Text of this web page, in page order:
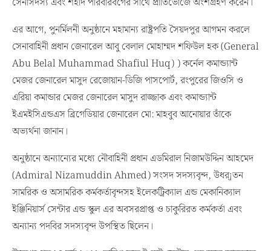
এর আগে, পুনর্মিলনী অনুষ্ঠানে মহামান্য রাষ্ট্রপতি সৈয়দপুর আগমন করলে
সেনাবাহিনী প্রধান জেনারেল আবু বেলাল মোহাম্মদ শফিউল হক (General
Abu Belal Muhammad Shafiul Huq) ) কর্নেল কমান্ড্যান্ট
মেজর জেনারেল মাসুদ রেজোয়ান-ডিজি পাসপোর্ট, রংপুরের জিওসি ও
এরিয়া কমান্ডার মেজর জেনারেল মাসুদ রাজ্জাক এবং কমান্ড্যান্ট
ইএমইসিএন্ডএস ব্রিগেডিয়ার জেনারেল মো: মাহবুব আনোয়ার তাঁকে
অভ্যর্থনা জানান।
অনুষ্ঠানে অন্যান্যের মধ্যে নৌবাহিনী প্রধান এডমিরাল নিজামউদ্দিন আহমেদ
(Admiral Nizamuddin Ahmed) সংসদ সদস্যবৃন্দ, উধর্¡তন
সামরিক ও অসামরিক কর্মকর্তাবৃন্দসহ ইলেকট্রিক্যাল এন্ড মেকানিক্যাল
ইঞ্জিনিয়ার্স সেন্টার এন্ড স্কুল এর অবসরপ্রাপ্ত ও চাকুরিরত কর্মকর্তা এবং
অন্যান্য পদবির সদস্যবৃন্দ উপস্থিত ছিলেন।